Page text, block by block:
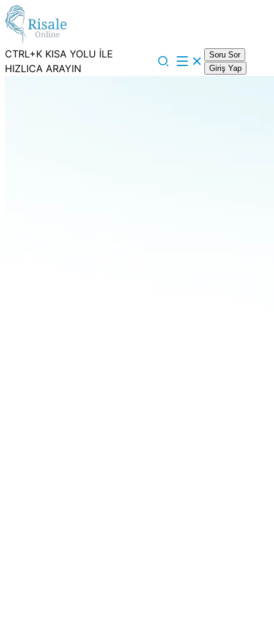
CTRL+K KISA YOLU İLE
HIZLICA ARAYIN
Soru Sor
Giriş Yap